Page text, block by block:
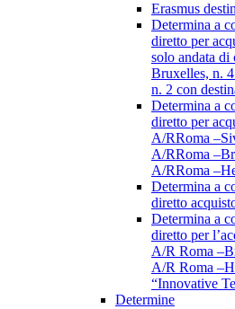
Erasmus
Determina a
diretto per
solo andata di
Bruxelles, n.
n. 2 con
Determina a
diretto per
A/RRoma
A/RRoma
A/RRoma
Determina a
diretto
Determina a
diretto per
A/R Roma
A/R Roma
“Innovative
Determine